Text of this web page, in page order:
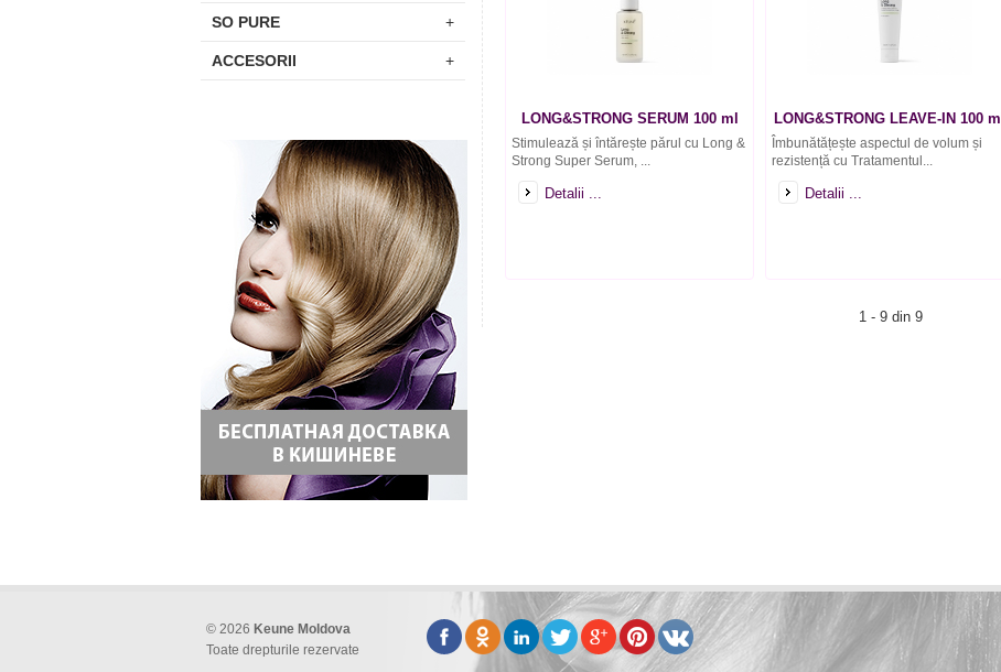
SO PURE +
ACCESORII +
LONG&STRONG SERUM 100 ml
Stimulează și întărește părul cu Long &
Strong Super Serum, ...
Detalii ...
LONG&STRONG LEAVE-IN 100 ml
Îmbunătățește aspectul de volum și
rezistență cu Tratamentul...
Detalii ...
1 - 9 din 9
© 2026 Keune Moldova
Toate drepturile rezervate